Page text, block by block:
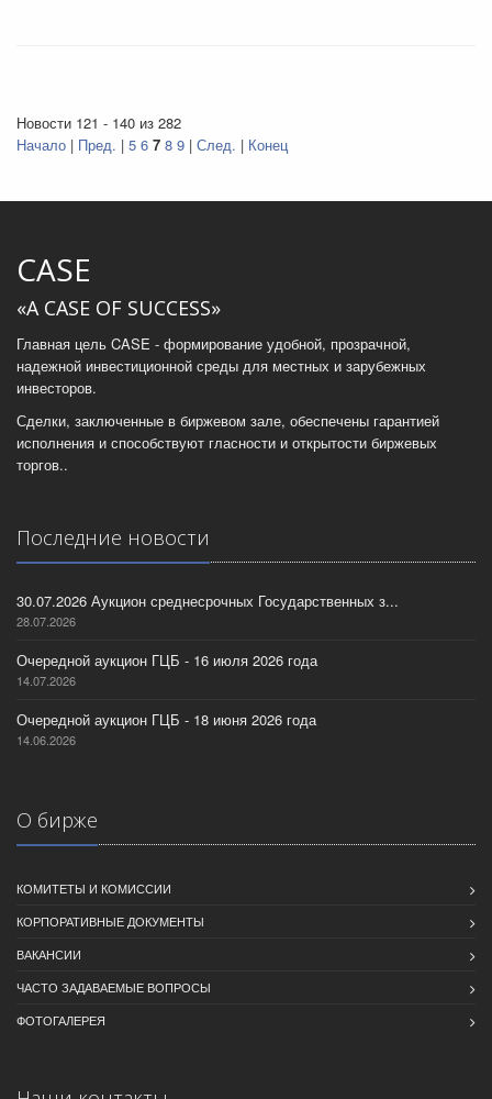
Новости 121 - 140 из 282
Начало | Пред. | 5 6 7 8 9 | След. | Конец
CASE
«A CASE OF SUCCESS»
Главная цель CASE - формирование удобной, прозрачной,
надежной инвестиционной среды для местных и зарубежных
инвесторов.
Сделки, заключенные в биржевом зале, обеспечены гарантией
исполнения и способствуют гласности и открытости биржевых
торгов..
Последние новости
30.07.2026 Аукцион среднесрочных Государственных з...
28.07.2026
Очередной аукцион ГЦБ - 16 июля 2026 года
14.07.2026
Очередной аукцион ГЦБ - 18 июня 2026 года
14.06.2026
О бирже
КОМИТЕТЫ И КОМИССИИ
КОРПОРАТИВНЫЕ ДОКУМЕНТЫ
ВАКАНСИИ
ЧАСТО ЗАДАВАЕМЫЕ ВОПРОСЫ
ФОТОГАЛЕРЕЯ